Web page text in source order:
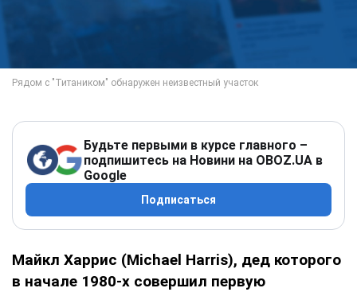
Будьте первыми в курсе главного –
подпишитесь на Новини на OBOZ.UA в
Google
Подписаться
Майкл Харрис (Michael Harris), дед которого
в начале 1980-х совершил первую